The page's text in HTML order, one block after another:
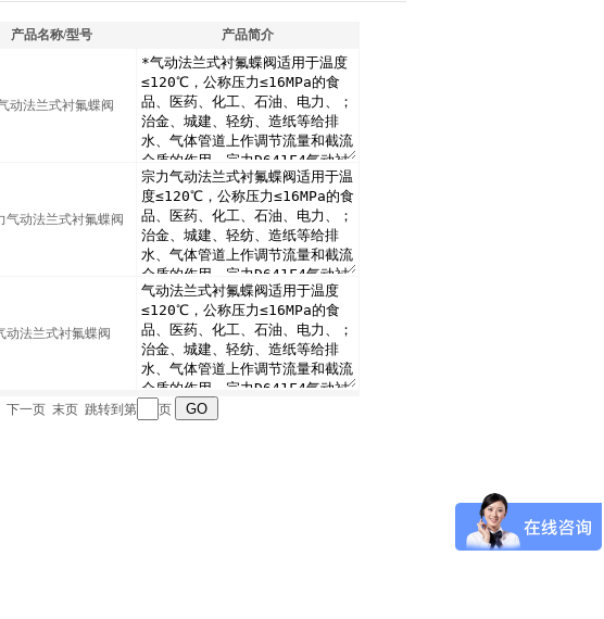
产品名称/型号 产品简介
动法兰式衬氟蝶阀
气动法兰式衬氟蝶阀
动法兰式衬氟蝶阀
下一页 末页 跳转到第 页